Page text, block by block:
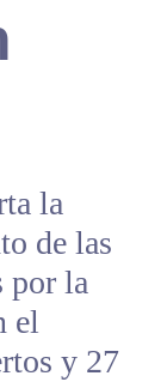
la
de las
por la
el
y 27